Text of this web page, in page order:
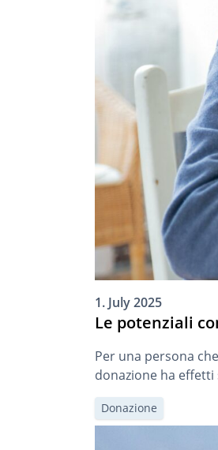
1. July 2025
Le potenziali
Per una persona
donazione ha effetti
Donazione